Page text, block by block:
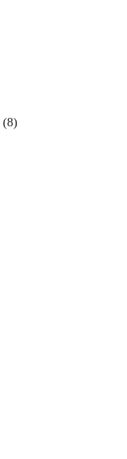
(8)